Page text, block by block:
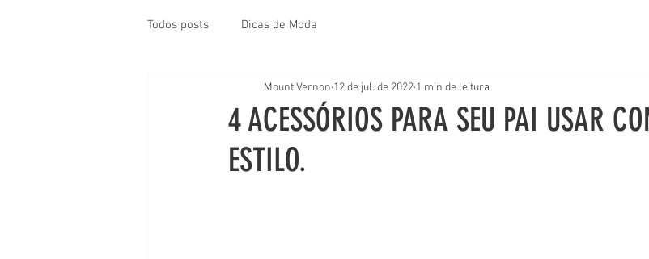
Todos posts Dicas de Moda
4 ACESSÓRIOS PARA SEU PAI USAR
ESTILO.
Mount Vernon 12 de jul. de 2022 1 min de leitura